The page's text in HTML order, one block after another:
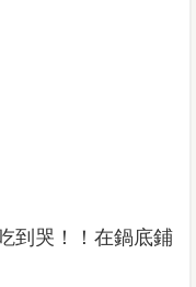
到哭！！在鍋底鋪